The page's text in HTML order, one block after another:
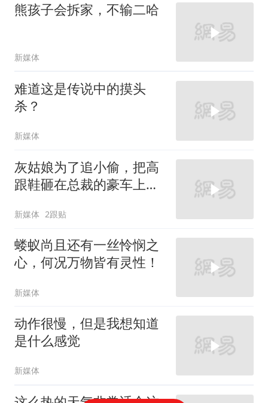
熊孩子会拆家，不输二哈
新媒体
难道这是传说中的摸头
杀？
新媒体
灰姑娘为了追小偷，把高
跟鞋砸在总裁的豪车上，
新媒体 2跟贴
蝼蚁尚且还有一丝怜悯之
心，何况万物皆有灵性！
新媒体
动作很慢，但是我想知道
是什么感觉
新媒体